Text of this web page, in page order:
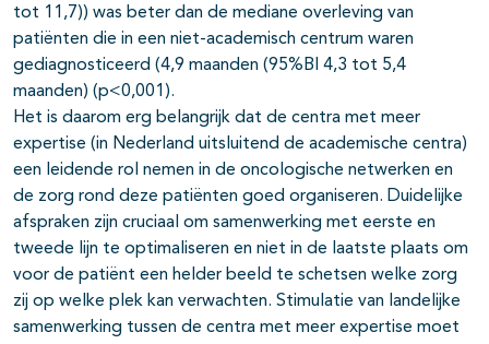
tot 11,7)) was beter dan de mediane overleving van
patiënten die in een niet-academisch centrum waren
gediagnosticeerd (4,9 maanden (95%BI 4,3 tot 5,4
maanden) (p<0,001).
Het is daarom erg belangrijk dat de centra met meer
expertise (in Nederland uitsluitend de academische centra)
een leidende rol nemen in de oncologische netwerken en
de zorg rond deze patiënten goed organiseren. Duidelijke
afspraken zijn cruciaal om samenwerking met eerste en
tweede lijn te optimaliseren en niet in de laatste plaats om
voor de patiënt een helder beeld te schetsen welke zorg
zij op welke plek kan verwachten. Stimulatie van landelijke
samenwerking tussen de centra met meer expertise moet